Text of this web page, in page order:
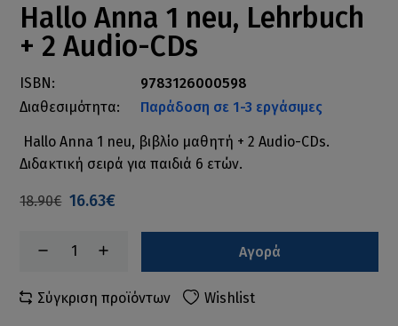
Hallo Anna 1 neu, Lehrbuch
+ 2 Audio-CDs
ISBN:
9783126000598
Διαθεσιμότητα:
Παράδοση σε 1-3 εργάσιμες
Hallo Anna 1 neu, βιβλίο μαθητή + 2 Audio-CDs.
Διδακτική σειρά για παιδιά 6 ετών.
18.90€ 16.63€
Αγορά
Σύγκριση προϊόντων Wishlist